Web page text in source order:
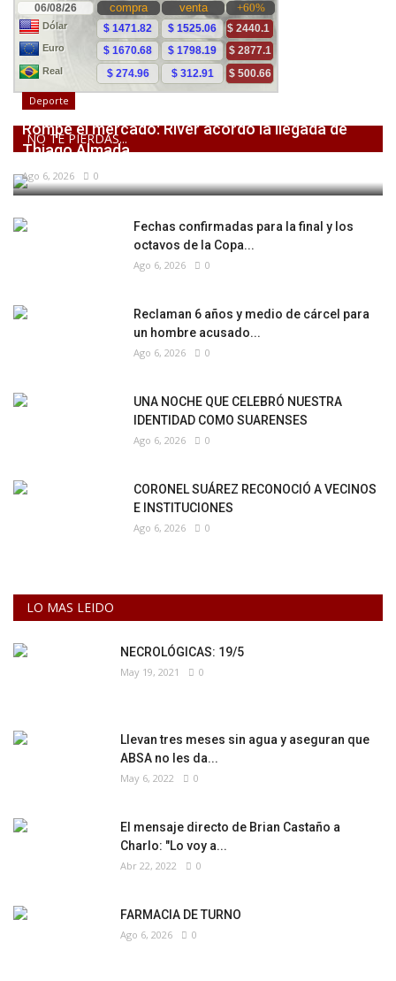
NO TE PIERDAS...
Deporte
Rompe el mercado: River acordó la llegada de
Thiago Almada
Ago 6, 2026 0
Fechas confirmadas para la final y los
octavos de la Copa...
Ago 6, 2026 0
Reclaman 6 años y medio de cárcel para
un hombre acusado...
Ago 6, 2026 0
UNA NOCHE QUE CELEBRÓ NUESTRA
IDENTIDAD COMO SUARENSES
Ago 6, 2026 0
CORONEL SUÁREZ RECONOCIÓ A VECINOS
E INSTITUCIONES
Ago 6, 2026 0
LO MAS LEIDO
NECROLÓGICAS: 19/5
May 19, 2021 0
Llevan tres meses sin agua y aseguran que
ABSA no les da...
May 6, 2022 0
El mensaje directo de Brian Castaño a
Charlo: "Lo voy a...
Abr 22, 2022 0
FARMACIA DE TURNO
Ago 6, 2026 0